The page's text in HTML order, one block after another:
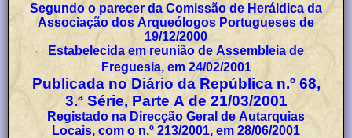
Segundo o parecer da Comissão de Heráldica da
Associação dos Arqueólogos Portugueses de
19/12/2000
Estabelecida em reunião de Assembleia de
Freguesia, em 24/02/2001
Publicada no Diário da República n.º 68,
3.ª Série, Parte A de 21/03/2001
Registado na Direcção Geral de Autarquias
Locais, com o n.º 213/2001, em 28/06/2001